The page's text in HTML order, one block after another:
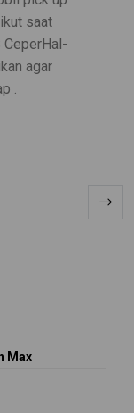
saat
agar
.
Max